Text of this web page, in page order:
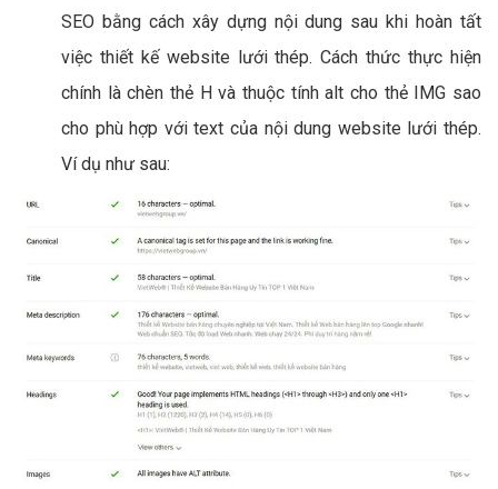
SEO bằng cách xây dựng nội dung sau khi hoàn tất
việc thiết kế website lưới thép. Cách thức thực hiện
chính là chèn thẻ H và thuộc tính alt cho thẻ IMG sao
cho phù hợp với text của nội dung website lưới thép.
Ví dụ như sau: